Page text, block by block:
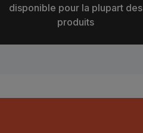
disponible pour la plupart des
produits